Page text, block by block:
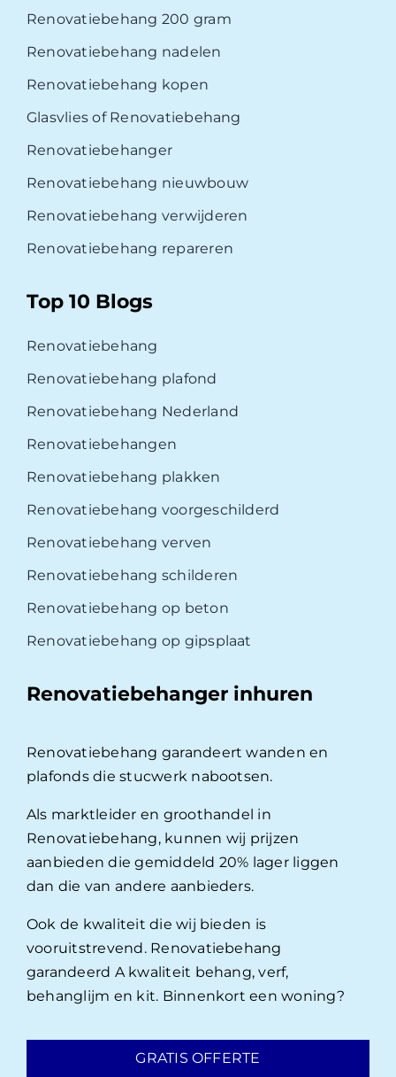
Renovatiebehang 200 gram
Renovatiebehang nadelen
Renovatiebehang kopen
Glasvlies of Renovatiebehang
Renovatiebehanger
Renovatiebehang nieuwbouw
Renovatiebehang verwijderen
Renovatiebehang repareren
Top 10 Blogs
Renovatiebehang
Renovatiebehang plafond
Renovatiebehang Nederland
Renovatiebehangen
Renovatiebehang plakken
Renovatiebehang voorgeschilderd
Renovatiebehang verven
Renovatiebehang schilderen
Renovatiebehang op beton
Renovatiebehang op gipsplaat
Renovatiebehanger inhuren
Renovatiebehang garandeert wanden en
plafonds die stucwerk nabootsen.
Als marktleider en groothandel in
Renovatiebehang, kunnen wij prijzen
aanbieden die gemiddeld 20% lager liggen
dan die van andere aanbieders.
Ook de kwaliteit die wij bieden is
vooruitstrevend. Renovatiebehang
garandeerd A kwaliteit behang, verf,
behanglijm en kit. Binnenkort een woning?
GRATIS OFFERTE